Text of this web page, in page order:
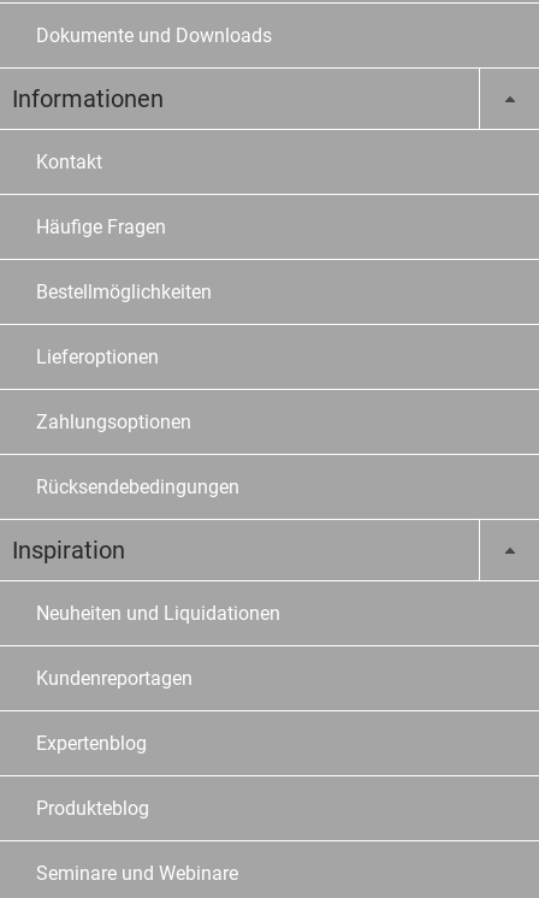
Dokumente und Downloads
Informationen
Kontakt
Häufige Fragen
Bestellmöglichkeiten
Lieferoptionen
Zahlungsoptionen
Rücksendebedingungen
Inspiration
Neuheiten und Liquidationen
Kundenreportagen
Expertenblog
Produkteblog
Seminare und Webinare